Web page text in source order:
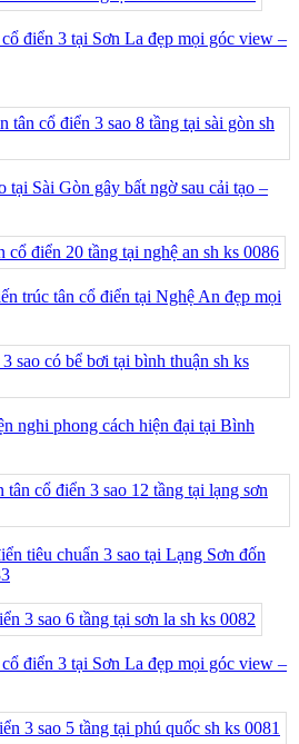
điển 3 tại Sơn La đẹp mọi góc view –
tại Sài Gòn gây bất ngờ sau cải tạo –
trúc tân cổ điển tại Nghệ An đẹp mọi
nghi phong cách hiện đại tại Bình
tiêu chuẩn 3 sao tại Lạng Sơn đốn
điển 3 tại Sơn La đẹp mọi góc view –